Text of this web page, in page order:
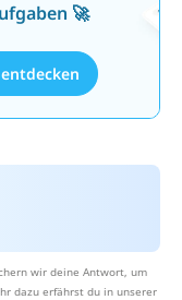
🚀
wir deine Antwort, um
dazu erfährst du in unserer